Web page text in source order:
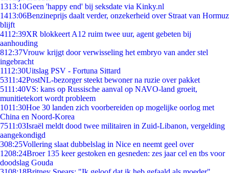
1313:10Geen 'happy end' bij seksdate via Kinky.nl
1413:06Benzineprijs daalt verder, onzekerheid over Straat van Hormuz
blijft
4112:39XR blokkeert A12 ruim twee uur, agent gebeten bij
aanhouding
812:37Vrouw krijgt door verwisseling het embryo van ander stel
ingebracht
1112:30Uitslag PSV - Fortuna Sittard
5311:42PostNL-bezorger steekt bewoner na ruzie over pakket
5111:40VS: kans op Russische aanval op NAVO-land groeit,
munitietekort wordt probleem
1011:30Hoe 30 landen zich voorbereiden op mogelijke oorlog met
China en Noord-Korea
7511:03Israël meldt dood twee militairen in Zuid-Libanon, vergelding
aangekondigd
308:25Vollering slaat dubbelslag in Nice en neemt geel over
1208:24Broer 135 keer gestoken en gesneden: zes jaar cel en tbs voor
doodslag Gouda